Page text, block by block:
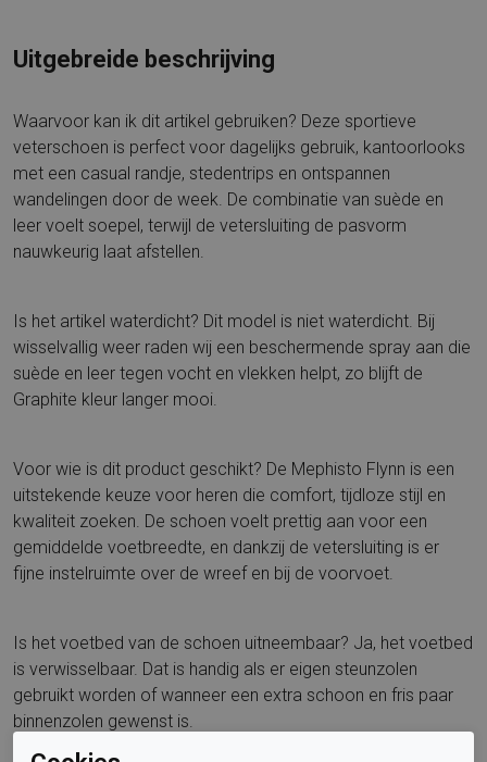
Uitgebreide beschrijving
Waarvoor kan ik dit artikel gebruiken? Deze sportieve
veterschoen is perfect voor dagelijks gebruik, kantoorlooks
met een casual randje, stedentrips en ontspannen
wandelingen door de week. De combinatie van suède en
leer voelt soepel, terwijl de vetersluiting de pasvorm
nauwkeurig laat afstellen.
Is het artikel waterdicht? Dit model is niet waterdicht. Bij
wisselvallig weer raden wij een beschermende spray aan die
suède en leer tegen vocht en vlekken helpt, zo blijft de
Graphite kleur langer mooi.
Voor wie is dit product geschikt? De Mephisto Flynn is een
uitstekende keuze voor heren die comfort, tijdloze stijl en
kwaliteit zoeken. De schoen voelt prettig aan voor een
gemiddelde voetbreedte, en dankzij de vetersluiting is er
fijne instelruimte over de wreef en bij de voorvoet.
Is het voetbed van de schoen uitneembaar? Ja, het voetbed
is verwisselbaar. Dat is handig als er eigen steunzolen
gebruikt worden of wanneer een extra schoon en fris paar
binnenzolen gewenst is.